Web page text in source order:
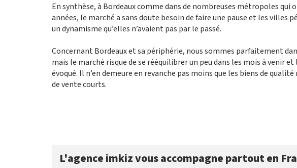
En synthèse, à Bordeaux comme dans de nombreuses métropoles
années, le marché a sans doute besoin de faire une pause et les
un dynamisme qu’elles n’avaient pas par le passé.
Concernant Bordeaux et sa périphérie, nous sommes parfaitement
mais le marché risque de se rééquilibrer un peu dans les mois à venir
évoqué. Il n’en demeure en revanche pas moins que les biens de
de vente courts.
L'agence imkiz vous accompagne partout en